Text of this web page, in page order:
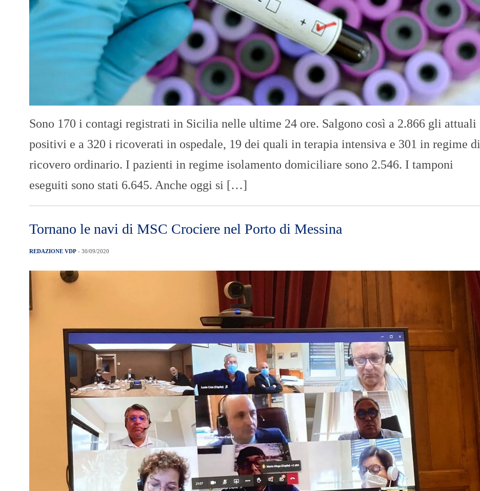
T
A
G
E
S
p
r
t
T
R
E
Sono 170 i contagi registrati in Sicilia nelle ultime 24 ore. Salgono così a 2.866 gli attuali
positivi e a 320 i ricoverati in ospedale, 19 dei quali in terapia intensiva e 301 in regime di
ricovero ordinario. I pazienti in regime isolamento domiciliare sono 2.546. I tamponi
eseguiti sono stati 6.645. Anche oggi si […]
Tornano le navi di MSC Crociere nel Porto di Messina
REDAZIONE VDP - 30/09/2020